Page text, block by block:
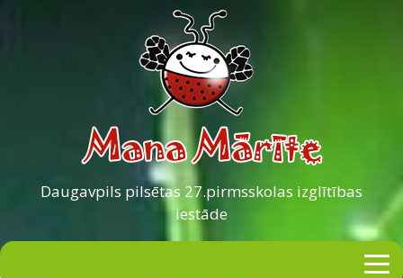
Daugavpils pilsētas 27.pirmsskolas izglītības
iestāde